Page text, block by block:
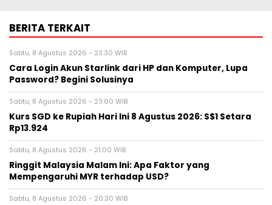
BERITA TERKAIT
Sabtu, 8 Agustus 2026 - 23:30 WIB
Cara Login Akun Starlink dari HP dan Komputer, Lupa
Password? Begini Solusinya
Sabtu, 8 Agustus 2026 - 23:00 WIB
Kurs SGD ke Rupiah Hari Ini 8 Agustus 2026: S$1 Setara
Rp13.924
Sabtu, 8 Agustus 2026 - 21:00 WIB
Ringgit Malaysia Malam Ini: Apa Faktor yang
Mempengaruhi MYR terhadap USD?
Sabtu, 8 Agustus 2026 - 20:30 WIB